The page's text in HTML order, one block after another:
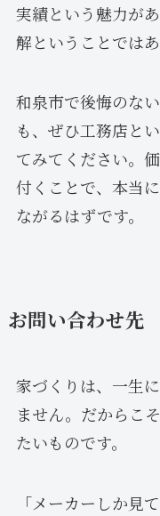
実績という魅力が
解ということではあ
和泉市で後悔のな
も、ぜひ工務店と
てみてください。
付くことで、本当
ながるはずです。
お問い合わせ先
家づくりは、一生
ません。だからこ
たいものです。
「メーカーしか見